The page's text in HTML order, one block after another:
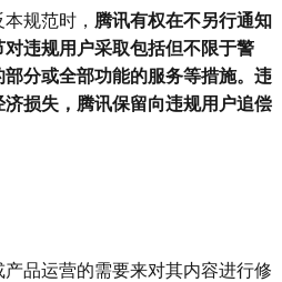
规范时， 腾讯有权在不另行通知
违规用户采取包括但不限于警
分或全部功能的服务等措施。违
损失，腾讯保留向违规用户追偿
品运营的需要来对其内容进行修